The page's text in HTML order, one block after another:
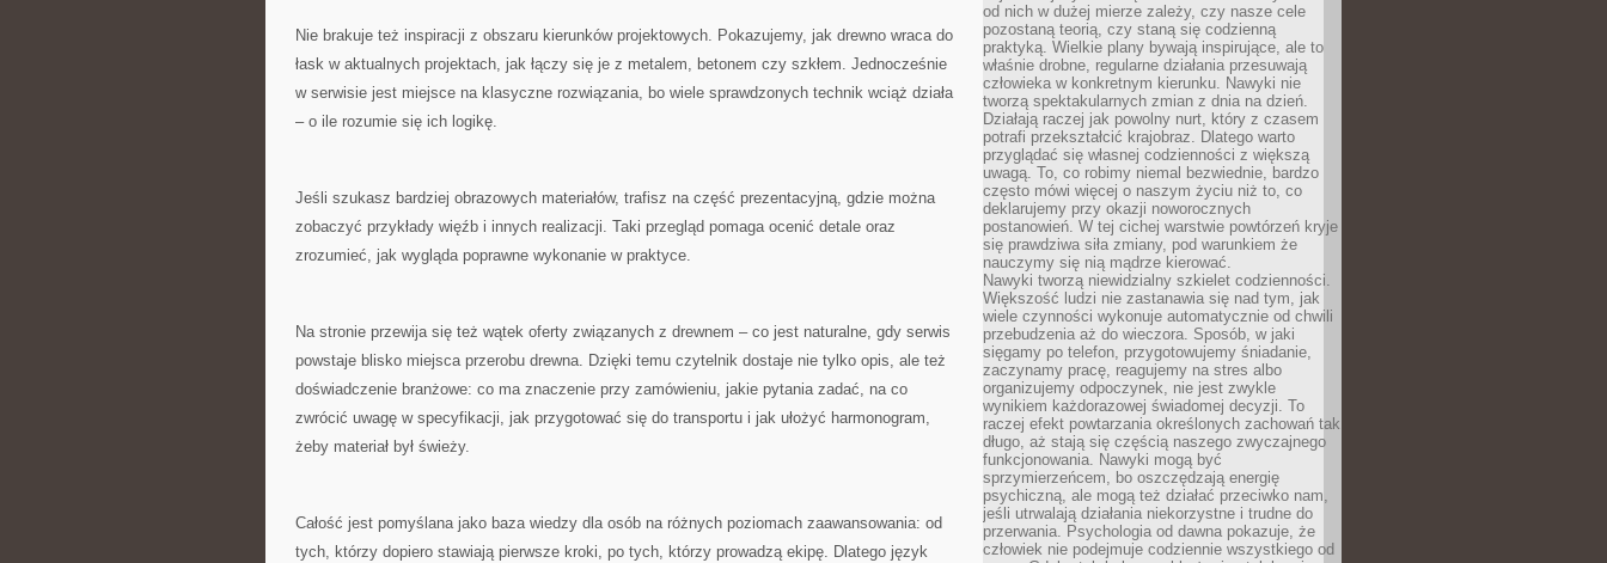
Nie brakuje też inspiracji z obszaru kierunków projektowych. Pokazujemy, jak drewno wraca do
łask w aktualnych projektach, jak łączy się je z metalem, betonem czy szkłem. Jednocześnie
w serwisie jest miejsce na klasyczne rozwiązania, bo wiele sprawdzonych technik wciąż działa
– o ile rozumie się ich logikę.
Jeśli szukasz bardziej obrazowych materiałów, trafisz na część prezentacyjną, gdzie można
zobaczyć przykłady więźb i innych realizacji. Taki przegląd pomaga ocenić detale oraz
zrozumieć, jak wygląda poprawne wykonanie w praktyce.
Na stronie przewija się też wątek oferty związanych z drewnem – co jest naturalne, gdy serwis
powstaje blisko miejsca przerobu drewna. Dzięki temu czytelnik dostaje nie tylko opis, ale też
doświadczenie branżowe: co ma znaczenie przy zamówieniu, jakie pytania zadać, na co
zwrócić uwagę w specyfikacji, jak przygotować się do transportu i jak ułożyć harmonogram,
żeby materiał był świeży.
Całość jest pomyślana jako baza wiedzy dla osób na różnych poziomach zaawansowania: od
tych, którzy dopiero stawiają pierwsze kroki, po tych, którzy prowadzą ekipę. Dlatego język
od nich w dużej mierze zależy, czy nasze cele
pozostaną teorią, czy staną się codzienną
praktyką. Wielkie plany bywają inspirujące, ale to
właśnie drobne, regularne działania przesuwają
człowieka w konkretnym kierunku. Nawyki nie
tworzą spektakularnych zmian z dnia na dzień.
Działają raczej jak powolny nurt, który z czasem
potrafi przekształcić krajobraz. Dlatego warto
przyglądać się własnej codzienności z większą
uwagą. To, co robimy niemal bezwiednie, bardzo
często mówi więcej o naszym życiu niż to, co
deklarujemy przy okazji noworocznych
postanowień. W tej cichej warstwie powtórzeń kryje
się prawdziwa siła zmiany, pod warunkiem że
nauczymy się nią mądrze kierować.
Nawyki tworzą niewidzialny szkielet codzienności.
Większość ludzi nie zastanawia się nad tym, jak
wiele czynności wykonuje automatycznie od chwili
przebudzenia aż do wieczora. Sposób, w jaki
sięgamy po telefon, przygotowujemy śniadanie,
zaczynamy pracę, reagujemy na stres albo
organizujemy odpoczynek, nie jest zwykle
wynikiem każdorazowej świadomej decyzji. To
raczej efekt powtarzania określonych zachowań tak
długo, aż stają się częścią naszego zwyczajnego
funkcjonowania. Nawyki mogą być
sprzymierzeńcem, bo oszczędzają energię
psychiczną, ale mogą też działać przeciwko nam,
jeśli utrwalają działania niekorzystne i trudne do
przerwania. Psychologia od dawna pokazuje, że
człowiek nie podejmuje codziennie wszystkiego od